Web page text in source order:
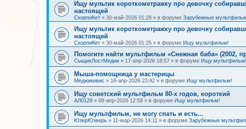
Ищу мультик короткометражку про девочку
настоящей
СкорпиКет » 30-май-2026 01:28 » в форуме Зарубежные
Ищу мультик короткометражку про девочку
настоящей
СкорпиКет » 30-май-2026 01:25 » в форуме Ищу мультфильм!
Помогите найти мультфильм «Снежная баба» (2002,
СыщикЛостМедии » 17-апр-2026 18:57 » в форуме Ищу мультфильм!
Мыша-помощница у мастерицы
Меджикивис » 16-апр-2026 23:42 » в форуме Ищу мультфильм!
Ищу советский мультфильм 80-х годов, короткий
АЛ0128 » 08-апр-2026 12:58 » в форуме Ищу мультфильм!
Ищу мультфильм, не могу спать и есть...
ЮзерЮзверь » 11-мар-2026 14:11 » в форуме Зарубежные